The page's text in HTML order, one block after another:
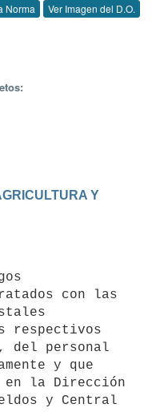
Norma Ver Imagen del D.O.
Y
con las
respectivos
del personal
y que
en la Dirección
y Central